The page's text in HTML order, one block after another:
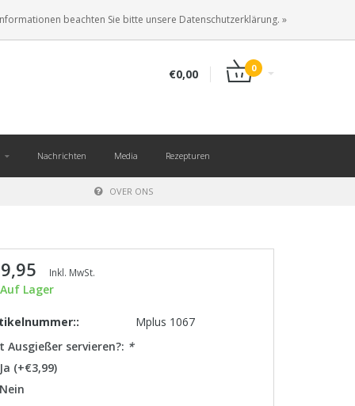
ANMELDEN KUNDENKONTO ANLEGEN
DE
€0,00 0
Nachrichten Media Rezepturen
OVER ONS
Inkl. MwSt.
Lager
Mplus 1067
Ausgießer servieren?: *
Ja (+€3,99)
Nein
beachten Sie bitte unsere Datenschutzerklärung. »